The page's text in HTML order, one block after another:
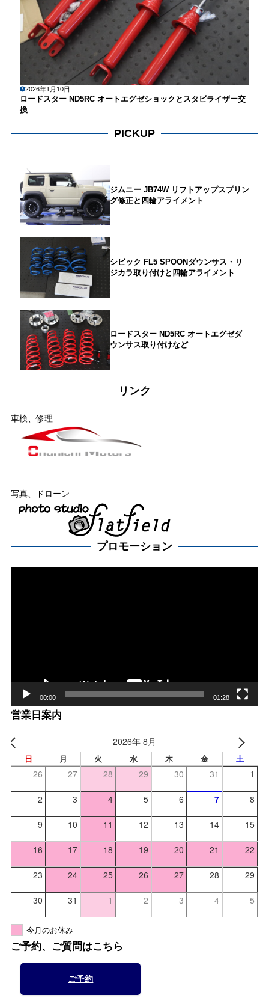
2026年1月10日
ロードスター ND5RC オートエグゼショックとスタビライザー交
換
PICKUP
ジムニー JB74W リフトアップスプリン
グ修正と四輪アライメント
シビック FL5 SPOONダウンサス・リ
ジカラ取り付けと四輪アライメント
ロードスター ND5RC オートエグゼダ
ウンサス取り付けなど
リンク
車検、修理
写真、ドローン
プロモーション
00:00 01:28
営業日案内
2026年 8月
日 月 火 水 木 金 土
26 27 28 29 30 31 1
2 3 4 5 6 7 8
9 10 11 12 13 14 15
16 17 18 19 20 21 22
23 24 25 26 27 28 29
30 31 1 2 3 4 5
今月のお休み
ご予約、ご質問はこちら
ご予約